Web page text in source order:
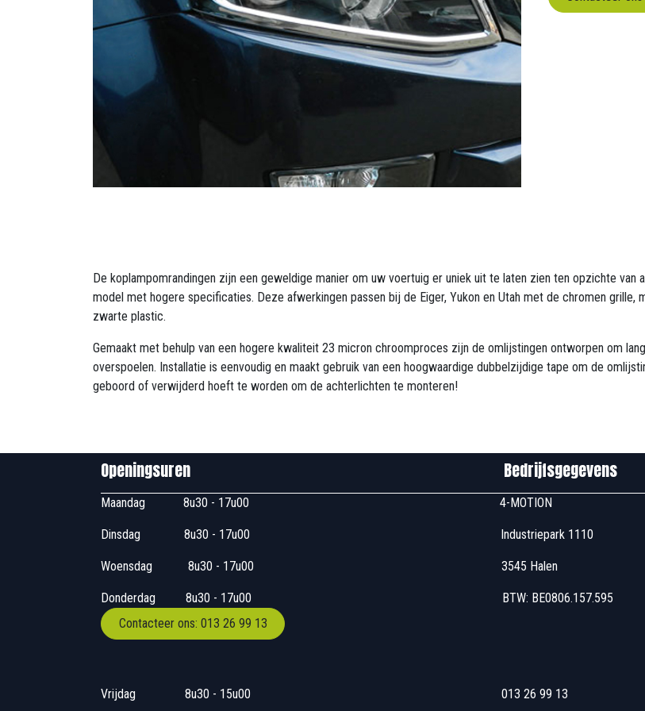
De koplampomrandingen zijn een geweldige manier om uw voertuig er uniek uit te laten zien ten opzichte van
model met hogere specificaties. Deze afwerkingen passen bij de Eiger, Yukon en Utah met de chromen grille,
zwarte plastic.
Gemaakt met behulp van een hogere kwaliteit 23 micron chroomproces zijn de omlijstingen ontworpen om
overspoelen. Installatie is eenvoudig en maakt gebruik van een hoogwaardige dubbelzijdige tape om de
geboord of verwijderd hoeft te worden om de achterlichten te monteren!
Openingsuren Bedrijfsgegevens
Maandag ​8u30 - 17u00 4-MOTION
Dinsdag ​8u30 - 17u00 Industriepark 1110
Woensdag ​​​ 8u30 - 17u00 3545 Halen
Donderdag
​​8u30 - 17u00 BTW:
Contacteer ons: 013 26 99 13
Vrijdag ​8u30 - 15u00 013 26 99 13